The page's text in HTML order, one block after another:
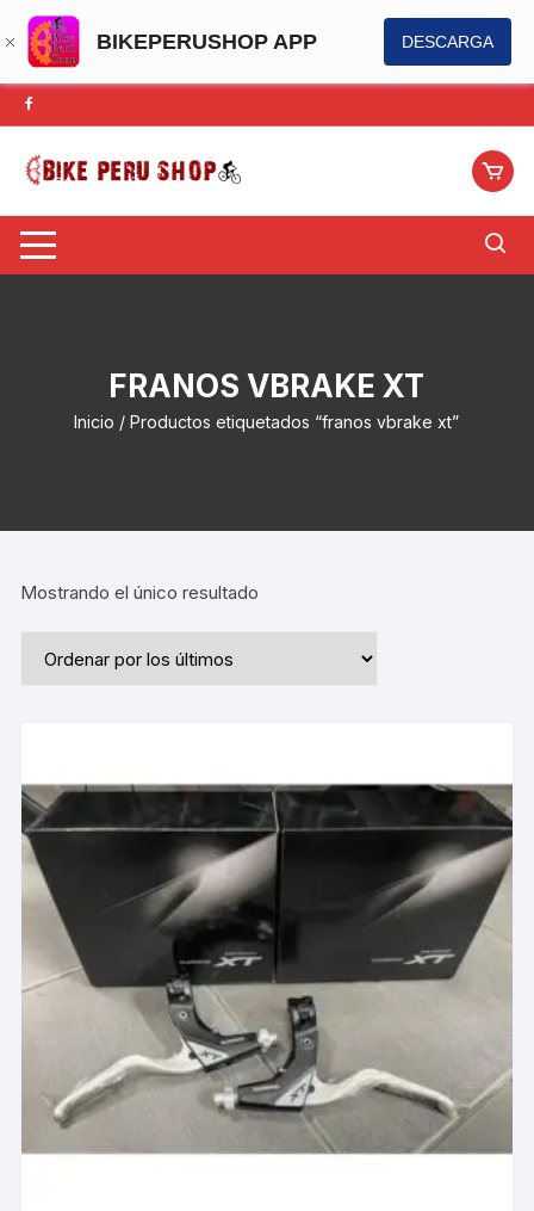
BIKEPERUSHOP APP DESCARGA
Saltar
al
contenido
FRANOS VBRAKE XT
Inicio / Productos etiquetados “franos vbrake xt”
Mostrando el único resultado